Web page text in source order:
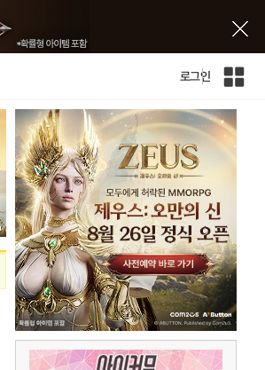
로그인
인
체
사